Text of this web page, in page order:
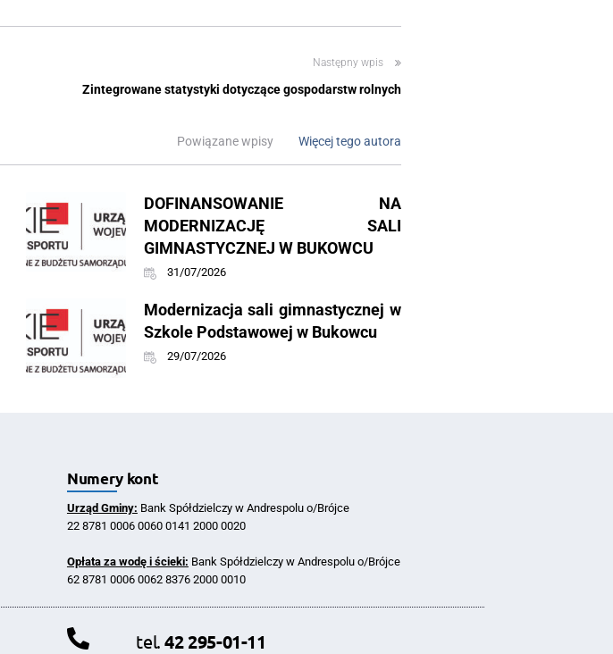
Następny wpis
Zintegrowane statystyki dotyczące gospodarstw rolnych
Powiązane wpisy Więcej tego autora
DOFINANSOWANIE NA
MODERNIZACJĘ SALI
GIMNASTYCZNEJ W BUKOWCU
31/07/2026
Modernizacja sali gimnastycznej w
Szkole Podstawowej w Bukowcu
29/07/2026
Numery kont
Urząd Gminy: Bank Spółdzielczy w Andrespolu o/Brójce
22 8781 0006 0060 0141 2000 0020
Opłata za wodę i ścieki: Bank Spółdzielczy w Andrespolu o/Brójce
62 8781 0006 0062 8376 2000 0010
tel.42 295-01-11